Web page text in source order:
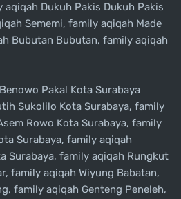
Dukuh Pakis Dukuh Pakis
Sememi, family aqiqah Made
Bubutan Bubutan, family aqiqah
Pakal Kota Surabaya
Sukolilo Kota Surabaya, family
Rowo Kota Surabaya, family
Surabaya, family aqiqah
Surabaya, family aqiqah Rungkut
family aqiqah Wiyung Babatan,
family aqiqah Genteng Peneleh,